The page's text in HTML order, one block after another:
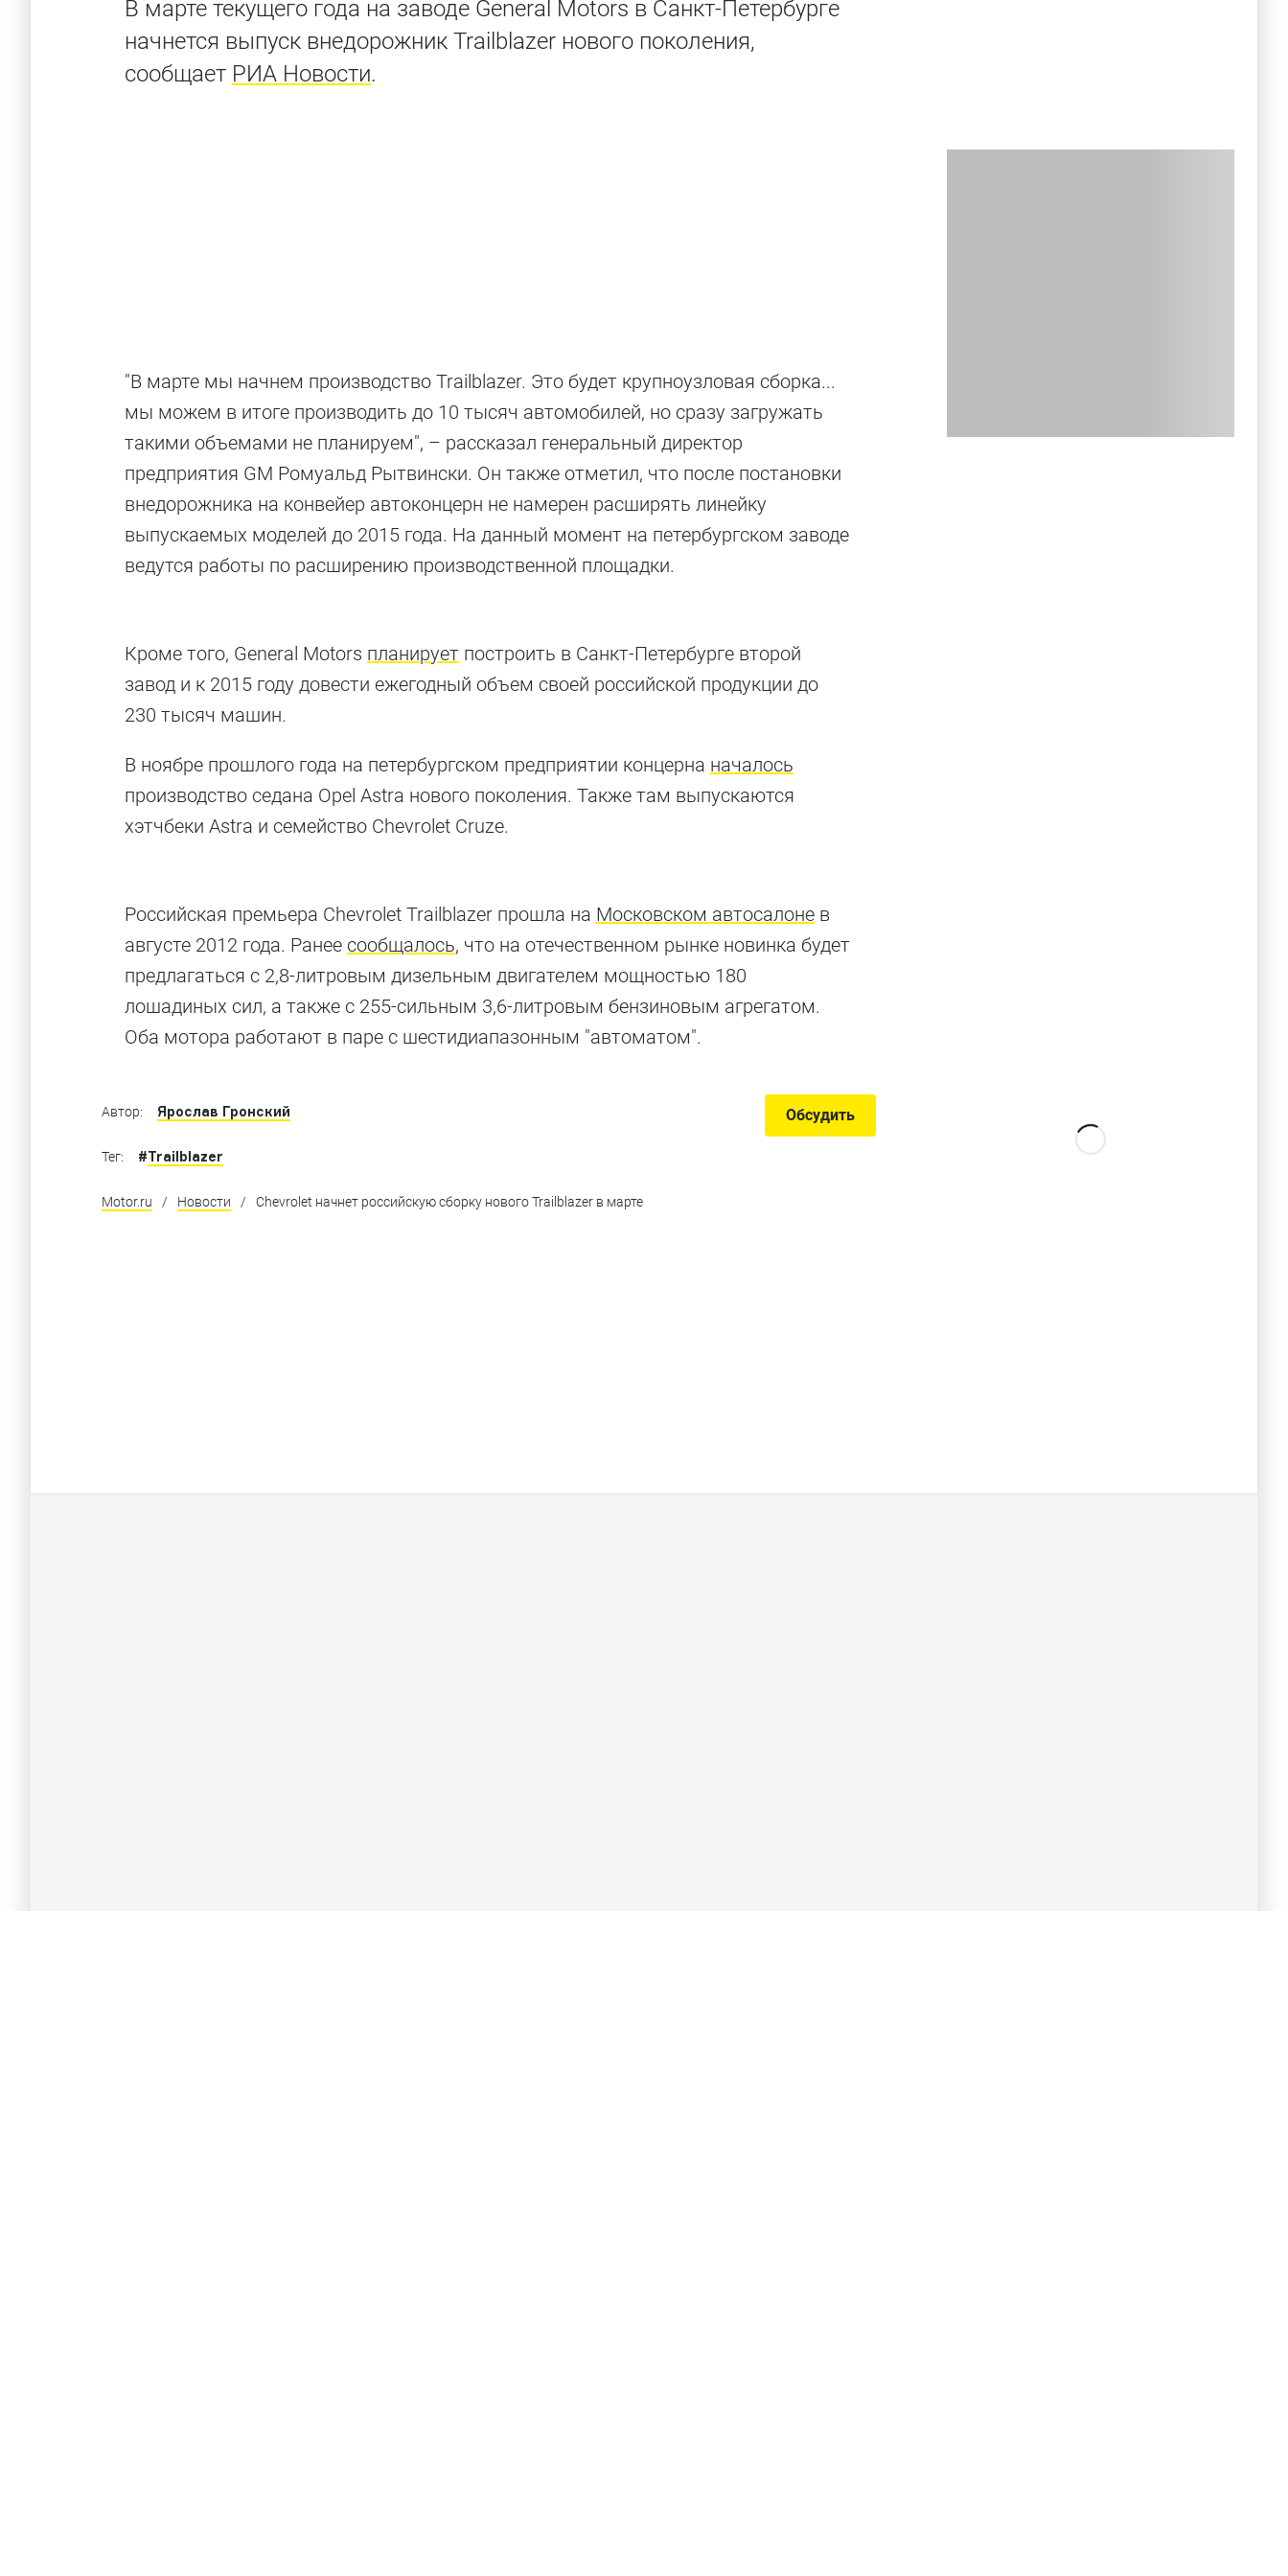
В марте текущего года на заводе General Motors в Санкт-Петербурге
начнется выпуск внедорожник Trailblazer нового поколения,
сообщает РИА Новости.
"В марте мы начнем производство Trailblazer. Это будет крупноузловая сборка...
мы можем в итоге производить до 10 тысяч автомобилей, но сразу загружать
такими объемами не планируем", – рассказал генеральный директор
предприятия GM Ромуальд Рытвински. Он также отметил, что после постановки
внедорожника на конвейер автоконцерн не намерен расширять линейку
выпускаемых моделей до 2015 года. На данный момент на петербургском заводе
ведутся работы по расширению производственной площадки.
Кроме того, General Motors планирует построить в Санкт-Петербурге второй
завод и к 2015 году довести ежегодный объем своей российской продукции до
230 тысяч машин.
В ноябре прошлого года на петербургском предприятии концерна началось
производство седана Opel Astra нового поколения. Также там выпускаются
хэтчбеки Astra и семейство Chevrolet Cruze.
Российская премьера Chevrolet Trailblazer прошла на Московском автосалоне в
августе 2012 года. Ранее сообщалось, что на отечественном рынке новинка будет
предлагаться с 2,8-литровым дизельным двигателем мощностью 180
лошадиных сил, а также с 255-сильным 3,6-литровым бензиновым агрегатом.
Оба мотора работают в паре с шестидиапазонным "автоматом".
Обсудить
Автор: Ярослав Гронский
Тег: #Trailblazer
Motor.ru / Новости / Chevrolet начнет российскую сборку нового Trailblazer в марте